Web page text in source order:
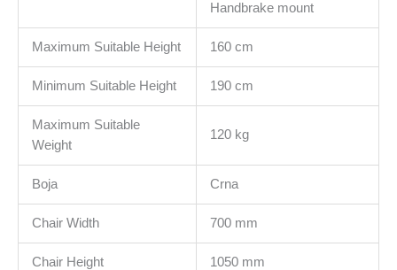
Handbrake mount
Maximum Suitable Height 160 cm
Minimum Suitable Height 190 cm
Maximum Suitable
Weight
120 kg
Boja Crna
Chair Width 700 mm
Chair Height 1050 mm